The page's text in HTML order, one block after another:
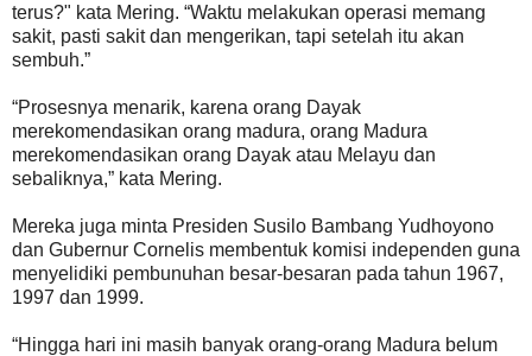
terus?" kata Mering. “Waktu melakukan operasi memang
sakit, pasti sakit dan mengerikan, tapi setelah itu akan
sembuh.”
“Prosesnya menarik, karena orang Dayak
merekomendasikan orang madura, orang Madura
merekomendasikan orang Dayak atau Melayu dan
sebaliknya,” kata Mering.
Mereka juga minta Presiden Susilo Bambang Yudhoyono
dan Gubernur Cornelis membentuk komisi independen guna
menyelidiki pembunuhan besar-besaran pada tahun 1967,
1997 dan 1999.
“Hingga hari ini masih banyak orang-orang Madura belum